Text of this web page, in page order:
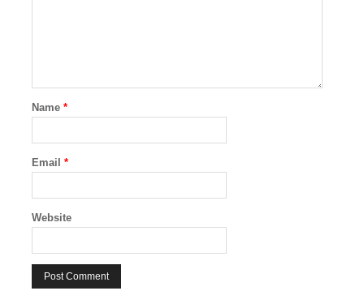
Name *
Email *
Website